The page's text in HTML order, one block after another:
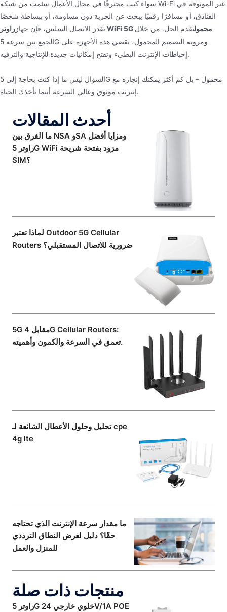
سواء كنت محترفًا في مجال الأعمال سئمت من شبكة Wi-Fi غير الموثوقة في
الفنادق، أو مسافرًا رقميًا يبحث عن الحرية دون مساومة، أو ببساطة شخصًا
يقدر الاتصال السلس، فإن جهاز
راوتر WiFi 5G محموليقدم الحل. من خلال
الجمع بين سرعة 5G ومرونة التصميم المحمول، تقضي هذه الأجهزة على
إحباطات الإنترنت البطيء وتفتح إمكانيات جديدة للإنتاجية والترفيه.
السؤال ليس ما إذا كنت بحاجة إلى 5G محمول – بل كم أكثر يمكنك إنجازه مع
إنترنت موثوق وعالي السرعة أينما تأخذك الحياة.
أحدث المقالات
ما الفرق بين NSA وSA ومزايا أفضل
راوتر 5G WiFi مزود بفتحة شريحة
SIM؟
لماذا تعتبر Outdoor 5G Cellular
Routers ضرورية للاتصال المستقبلي؟
5G مقابل 4G Cellular Routers:
تعمق في السرعة والكمون وأهميته.
تحليل وحلول الأعطال الشائعة لـ cpe
4g lte
ما مقدار سرعة الإنترنت الذي تحتاجه
حقًا؟ دليل لعرض النطاق الترددي
للمنزل والعمل
منتجات ذات صلة
راوتر 5G خلوي خارجي 24V/1A POE